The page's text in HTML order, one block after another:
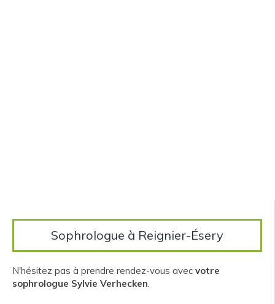
Sophrologue à Reignier-Ésery
N'hésitez pas à prendre rendez-vous avec votre
sophrologue Sylvie Verhecken.